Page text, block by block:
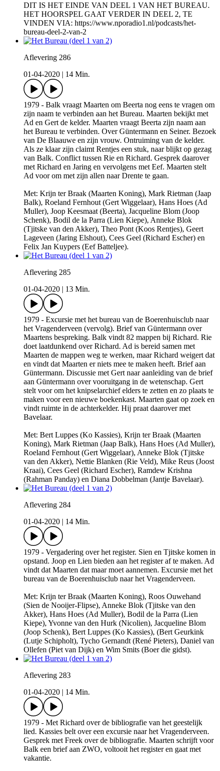
DIT IS HET EINDE VAN DEEL 1 VAN HET BUREAU.
HET HOORSPEL GAAT VERDER IN DEEL 2, TE
VINDEN VIA: https://www.nporadio1.nl/podcasts/het-
bureau-deel-2-van-2
Aflevering 286
01-04-2020
14 Min.
1979 - Balk vraagt Maarten om Beerta nog eens te vragen om
zijn naam te verbinden aan het Bureau. Maarten bekijkt met
Ad en Gert de kelder. Maarten vraagt Beerta zijn naam aan
het Bureau te verbinden. Over Güntermann en Seiner. Bezoek
van De Blaauwe en zijn vrouw. Ontruiming van de kelder.
Als ze klaar zijn claimt Rentjes een stuk, naar blijkt op gezag
van Balk. Conflict tussen Rie en Richard. Gesprek daarover
met Richard en Jaring en vervolgens met Eef. Maarten stelt
Ad voor om met zijn allen naar Drente te gaan.
Met: Krijn ter Braak (Maarten Koning), Mark Rietman (Jaap
Balk), Roeland Fernhout (Gert Wiggelaar), Hans Hoes (Ad
Muller), Joop Keesmaat (Beerta), Jacqueline Blom (Joop
Schenk), Bodil de la Parra (Lien Kiepe), Anneke Blok
(Tjitske van den Akker), Theo Pont (Koos Rentjes), Geert
Lageveen (Jaring Elshout), Cees Geel (Richard Escher) en
Felix Jan Kuypers (Eef Batteljee).
Aflevering 285
01-04-2020
13 Min.
1979 - Excursie met het bureau van de Boerenhuisclub naar
het Vragenderveen (vervolg). Brief van Güntermann over
Maartens bespreking. Balk vindt 82 mappen bij Richard. Rie
doet laatdunkend over Richard. Ad is bereid samen met
Maarten de mappen weg te werken, maar Richard weigert dat
en vindt dat Maarten er niets mee te maken heeft. Brief aan
Güntermann. Discussie met Gert naar aanleiding van de brief
aan Güntermann over vooruitgang in de wetenschap. Gert
stelt voor om het knipselarchief elders te zetten en zo plaats te
maken voor een nieuwe boekenkast. Maarten gaat op zoek en
vindt ruimte in de achterkelder. Hij praat daarover met
Bavelaar.
Met: Bert Luppes (Ko Kassies), Krijn ter Braak (Maarten
Koning), Mark Rietman (Jaap Balk), Hans Hoes (Ad Muller),
Roeland Fernhout (Gert Wiggelaar), Anneke Blok (Tjitske
van den Akker), Nettie Blanken (Rie Veld), Mike Reus (Joost
Kraai), Cees Geel (Richard Escher), Ramdew Krishna
(Rahman Panday) en Diana Dobbelman (Jantje Bavelaar).
Aflevering 284
01-04-2020
14 Min.
1979 - Vergadering over het register. Sien en Tjitske komen in
opstand. Joop en Lien bieden aan het register af te maken. Ad
vindt dat Maarten dat maar moet aannemen. Excursie met het
bureau van de Boerenhuisclub naar het Vragenderveen.
Met: Krijn ter Braak (Maarten Koning), Roos Ouwehand
(Sien de Nooijer-Flipse), Anneke Blok (Tjitske van den
Akker), Hans Hoes (Ad Muller), Bodil de la Parra (Lien
Kiepe), Yvonne van den Hurk (Nicolien), Jacqueline Blom
(Joop Schenk), Bert Luppes (Ko Kassies), (Bert Geurkink
(Lutje Schipholt), Tycho Gernandt (René Pieters), Daniel van
Ollefen (Piet van Dijk) en Wim Smits (Boer die gidst).
Aflevering 283
01-04-2020
14 Min.
1979 - Met Richard over de bibliografie van het geestelijk
lied. Kassies belt over een excursie naar het Vragenderveen.
Gesprek met Freek over de bibliografie. Maarten schrijft voor
Balk een brief aan ZWO, voltooit het register en gaat met
vakantie.